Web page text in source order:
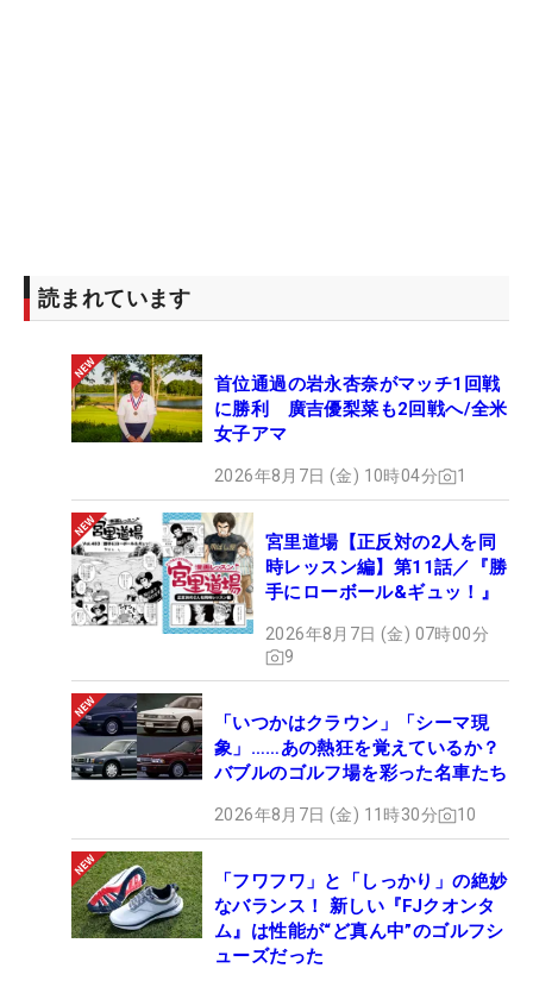
クラの『Motore Speeder 569』が手放せないのは頷
けますね。そしてヘッドに小ぶりな『BIG BERTHA
コントロール性が高いから。このシャフトとヘッド
の組み合わせでこそ、気持ちよくスイングできてコ
ントロール性のいい中弾道ドローを打てるというこ
とでしょう。『GBBエピックスター』は飛距離が伸
びても弾き感の強い打感で昔のものの方が現時点で
はコントロール性で勝るということでしょうね」
（筒氏）。キャロウェイに聞くと、現時点ではフィ
ーリングが元のモデルのほうが勝っているとのこ
また、パターに『O-WORKS』で採用される『マ
イクロヒンジインサート』を入れた2ボールファン
グが好調だという。「このインサートは打感もいい
し、長い距離でも短い距離でもコロがりがよくて思
ったとおりに距離感が合わせられます」と、この試
合で平均パット数27.33だったことからも、パター
の好調を勝因に挙げていた。
【テレサ・ルーのクラブセッティング（WITB＝
読まれています
首位通過の岩永杏奈がマッチ1回戦
に勝利 廣吉優梨菜も2回戦へ/全米
女子アマ
2026年8月7日 (金) 10時04分 1
宮里道場【正反対の2人を同
時レッスン編】第11話／『勝
手にローボール&ギュッ！』
2026年8月7日 (金) 07時00分
9
「いつかはクラウン」「シーマ現
象」……あの熱狂を覚えているか？
バブルのゴルフ場を彩った名車たち
2026年8月7日 (金) 11時30分 10
「フワフワ」と「しっかり」の絶妙
なバランス！ 新しい『FJクオンタ
ム』は性能が“ど真ん中”のゴルフシ
ューズだった